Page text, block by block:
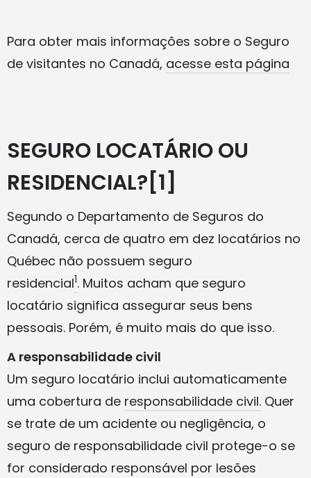
Para obter mais informações sobre o Seguro
de visitantes no Canadá, acesse esta página
SEGURO LOCATÁRIO OU
RESIDENCIAL? [1]
Segundo o Departamento de Seguros do
Canadá, cerca de quatro em dez locatários no
Québec não possuem seguro
residencial1. Muitos acham que seguro
locatário significa assegurar seus bens
pessoais. Porém, é muito mais do que isso.
A responsabilidade civil
Um seguro locatário inclui automaticamente
uma cobertura de responsabilidade civil. Quer
se trate de um acidente ou negligência, o
seguro de responsabilidade civil protege-o se
for considerado responsável por lesões